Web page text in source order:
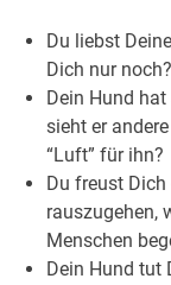
Du liebst
Dich nur noch?
Dein Hund
sieht er
“Luft” für ihn?
Du freust
rauszugehen,
Menschen
Dein Hund tut